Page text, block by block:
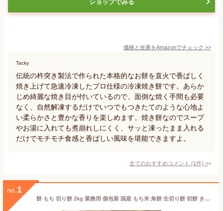
ショップでみる
価格と在庫をAmazonでチェック >>
Tacky
伝統の杵突き製法で作られた本格的なお餅を直火で香ばしく
焼き上げて急速冷凍したプロ仕様の冷凍焼き餅です。あらか
じめ綺麗な焼き目が付いているので、面倒な焼く手間も必要
なく、自然解凍するだけでいつでもつきたてのような心地よ
い柔らかさと豊かな香りを楽しめます。焼き餅なのでスープ
やお湯に入れても煮崩れしにくく、サッと凍ったまま入れる
だけでモチモチ食感と香ばしい風味を堪能できますよ。
全てのおすすめコメント (1件) >
no. 1
餅 もち 切り餅 2kg 業務用 個包装 国産 もち米 角餅 生切り餅 切餅 きりもち おやつ お正月 年末 年始 お雑煮 元旦 お餅 おもち 非常食 備蓄 お菓子 mochi モチ アイリスオーヤマ アイリスフーズ 生きりもち 国内産水稲もち米100%使用 *